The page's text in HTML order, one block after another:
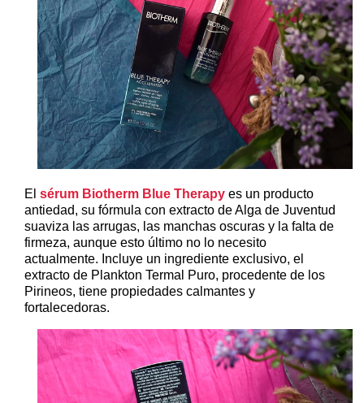
El sérum Biotherm Blue Therapy es un producto
antiedad, su fórmula con extracto de Alga de Juventud
suaviza las arrugas, las manchas oscuras y la falta de
firmeza, aunque esto último no lo necesito
actualmente. Incluye un ingrediente exclusivo, el
extracto de Plankton Termal Puro, procedente de los
Pirineos, tiene propiedades calmantes y
fortalecedoras.